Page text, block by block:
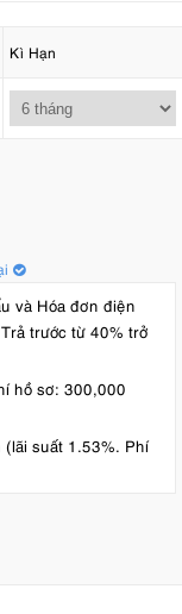
Kì Hạn
và Hóa đơn điện
trước từ 40% trở
hồ sơ: 300,000
suất 1.53%. Phí